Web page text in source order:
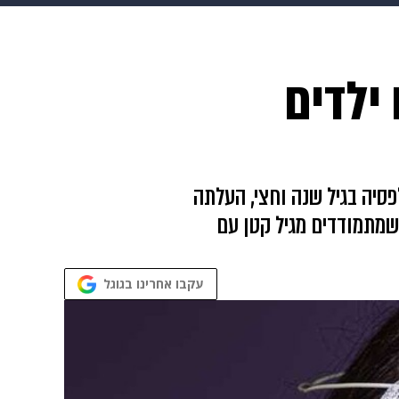
בת ה-14.5 שאובחנה כחולה באפילפסיה בגיל שנה וחצי, העלתה
מגיל קטן עם
עקבו אחרינו בגוגל